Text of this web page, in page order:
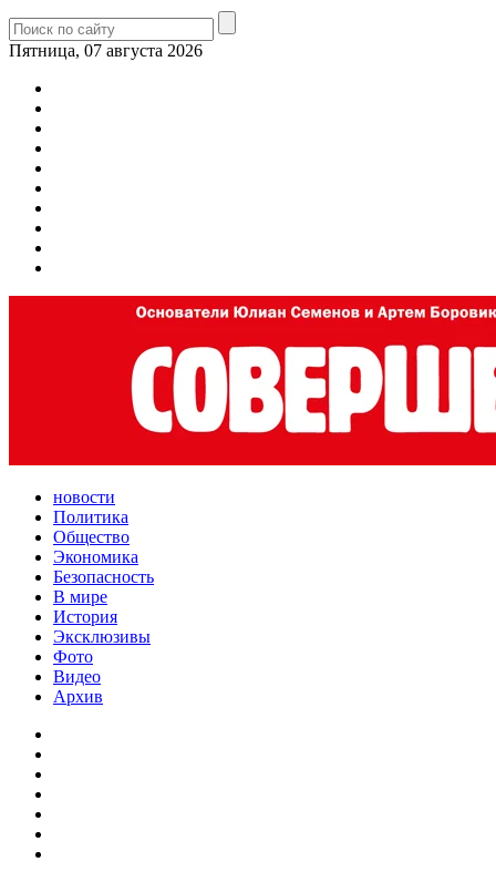
Пятница, 07 августа 2026
новости
Политика
Общество
Экономика
Безопасность
В мире
История
Эксклюзивы
Фото
Видео
Архив